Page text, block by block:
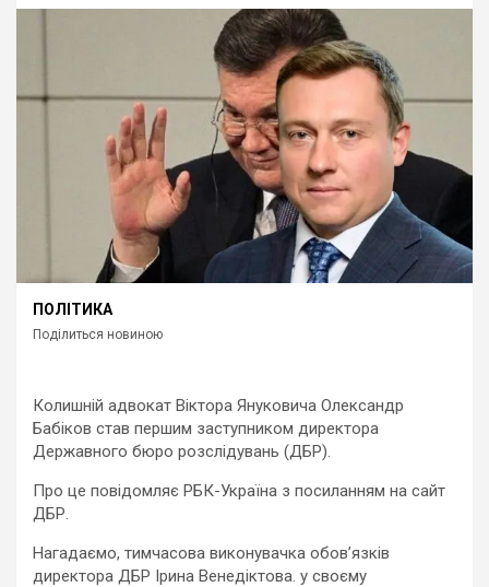
ПОЛІТИКА
Поділиться новиною
Колишній адвокат Віктора Януковича Олександр
Бабіков став першим заступником директора
Державного бюро розслідувань (ДБР).
Про це повідомляє РБК-Україна з посиланням на сайт
ДБР.
Нагадаємо, тимчасова виконувачка обов’язків
директора ДБР Ірина Венедіктова. у своєму